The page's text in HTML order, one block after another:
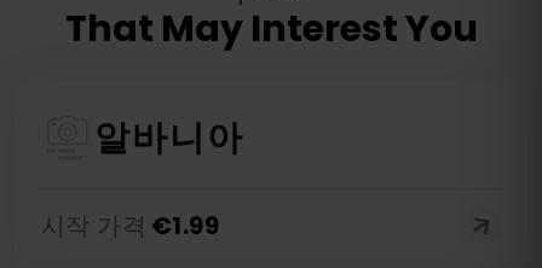
That May Interest You
알바니아
시작 가격 €1.99